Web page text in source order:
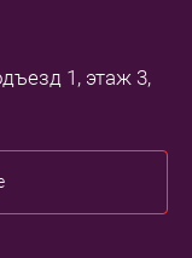
1, этаж 3,